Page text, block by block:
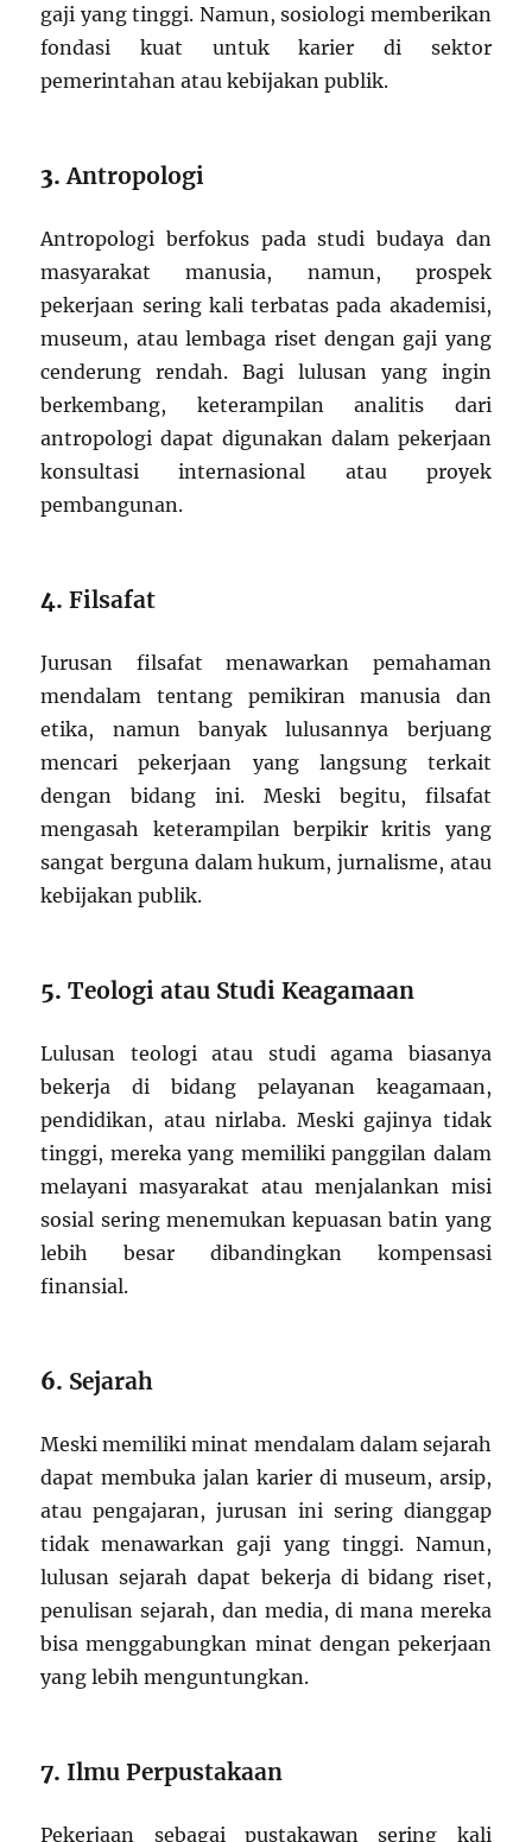
gaji yang tinggi. Namun, sosiologi memberikan
fondasi kuat untuk karier di sektor
pemerintahan atau kebijakan publik.
3.Antropologi
Antropologi berfokus pada studi budaya dan
masyarakat manusia, namun, prospek
pekerjaan sering kali terbatas pada akademisi,
museum, atau lembaga riset dengan gaji yang
cenderung rendah. Bagi lulusan yang ingin
berkembang, keterampilan analitis dari
antropologi dapat digunakan dalam pekerjaan
konsultasi internasional atau proyek
pembangunan.
4.Filsafat
Jurusan filsafat menawarkan pemahaman
mendalam tentang pemikiran manusia dan
etika, namun banyak lulusannya berjuang
mencari pekerjaan yang langsung terkait
dengan bidang ini. Meski begitu, filsafat
mengasah keterampilan berpikir kritis yang
sangat berguna dalam hukum, jurnalisme, atau
kebijakan publik.
5.Teologi atau Studi Keagamaan
Lulusan teologi atau studi agama biasanya
bekerja di bidang pelayanan keagamaan,
pendidikan, atau nirlaba. Meski gajinya tidak
tinggi, mereka yang memiliki panggilan dalam
melayani masyarakat atau menjalankan misi
sosial sering menemukan kepuasan batin yang
lebih besar dibandingkan kompensasi
finansial.
6. Sejarah
Meski memiliki minat mendalam dalam sejarah
dapat membuka jalan karier di museum, arsip,
atau pengajaran, jurusan ini sering dianggap
tidak menawarkan gaji yang tinggi. Namun,
lulusan sejarah dapat bekerja di bidang riset,
penulisan sejarah, dan media, di mana mereka
bisa menggabungkan minat dengan pekerjaan
yang lebih menguntungkan.
7.Ilmu Perpustakaan
Pekerjaan sebagai pustakawan sering kali